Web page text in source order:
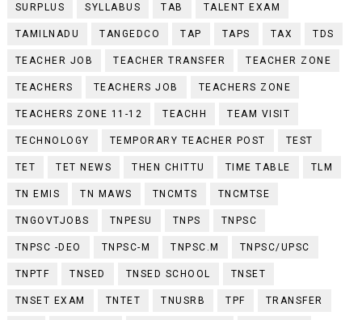
SURPLUS SYLLABUS TAB TALENT EXAM
TAMILNADU TANGEDCO TAP TAPS TAX TDS
TEACHER JOB TEACHER TRANSFER TEACHER ZONE
TEACHERS TEACHERS JOB TEACHERS ZONE
TEACHERS ZONE 11-12 TEACHH TEAM VISIT
TECHNOLOGY TEMPORARY TEACHER POST TEST
TET TET NEWS THEN CHITTU TIME TABLE TLM
TN EMIS TN MAWS TNCMTS TNCMTSE
TNGOVTJOBS TNPESU TNPS TNPSC
TNPSC -DEO TNPSC-M TNPSC.M TNPSC/UPSC
TNPTF TNSED TNSED SCHOOL TNSET
TNSET EXAM TNTET TNUSRB TPF TRANSFER